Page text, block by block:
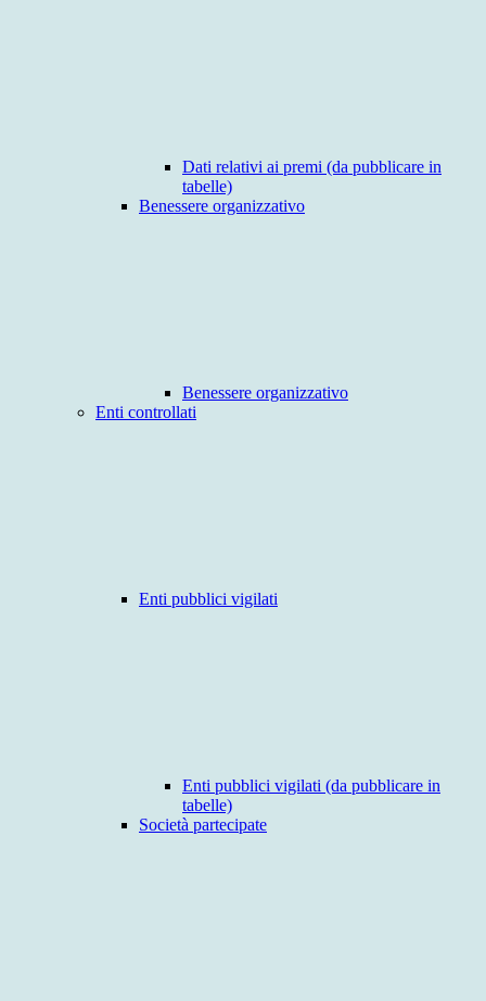
Dati relativi ai premi (da pubblicare in
tabelle)
Benessere organizzativo
Benessere organizzativo
Enti controllati
Enti pubblici vigilati
Enti pubblici vigilati (da pubblicare in
tabelle)
Società partecipate